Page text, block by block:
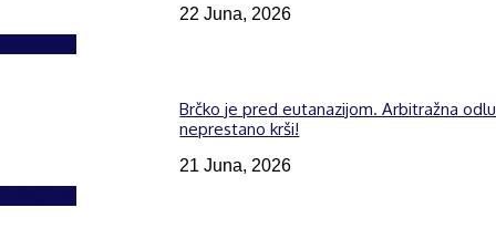
22 Juna, 2026
Brčko je pred eutanazijom. Arbitražna
neprestano krši!
21 Juna, 2026